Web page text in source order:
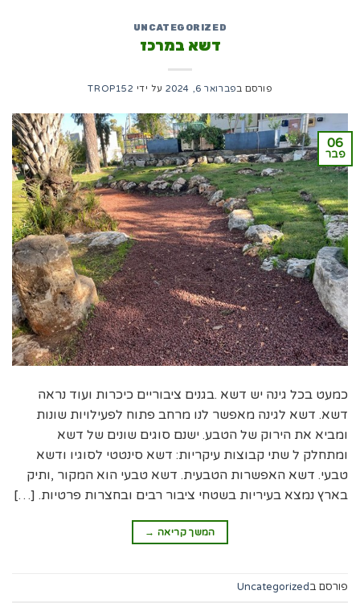
UNCATEGORIZED
דשא במרכז
פורסם בפברואר 6, 2024 על ידי TROP152
06
פבר
כמעט בכל גינה יש דשא .בגנים ציבוריים כיכרות ועוד נראה
דשא. דשא לגינה מאפשר לנו מרחב פתוח לפעילויות שונות
ומביא את הירוק של הטבע. ישנם סוגים שונים של דשא
ומתחלק ל שתי קבוצות עיקריות: דשא סינטטי לסוגיו ודשא
טבעי. דשא האפשרות הטבעית. דשא טבעי הוא המקור ,ותיק
בארץ נמצא בעיריות בשטחי ציבור רבים ובחצרות פרטיות. […]
המשך קריאה →
פורסם בUncategorized